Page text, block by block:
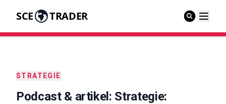
SCE TRADER
STRATEGIE
Podcast & artikel: Strategie: